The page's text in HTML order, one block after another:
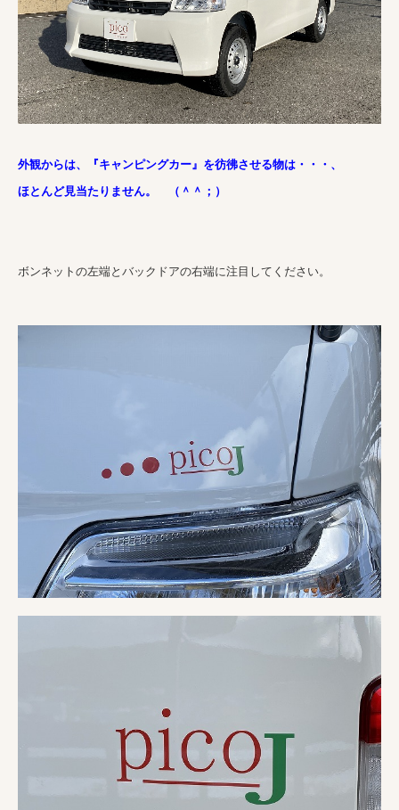
外観からは、『キャンピングカー』を彷彿させる物は・・・、
ほとんど見当たりません。 （＾＾；）
ボンネットの左端とバックドアの右端に注目してください。